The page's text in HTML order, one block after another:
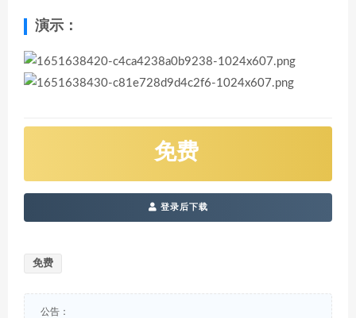
演示：
免费
登录后下载
免费
公告：